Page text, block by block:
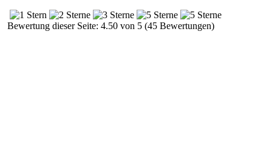
Bewertung dieser Seite: 4.50 von 5 (45 Bewertungen)